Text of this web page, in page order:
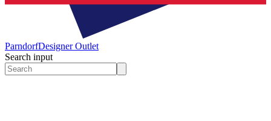
ParndorfDesigner Outlet
Search input